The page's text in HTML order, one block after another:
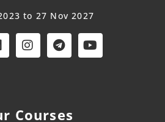
to 27 Nov 2027
Courses